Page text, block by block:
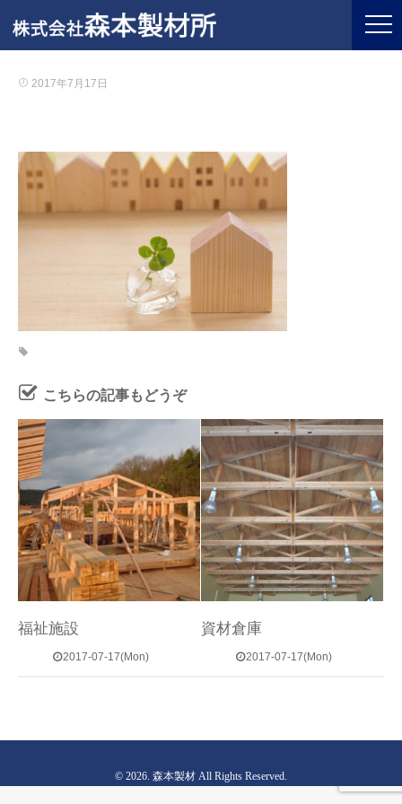
2017年7月17日
こちらの記事もどうぞ
福祉施設
2017-07-17(Mon)
資材倉庫
2017-07-17(Mon)
© 2026. 森本製材 All Rights Reserved.